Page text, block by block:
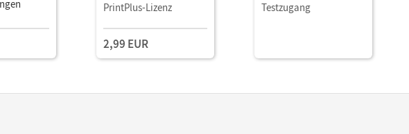
PrintPlus-Lizenz
2,99 EUR
Testzugang